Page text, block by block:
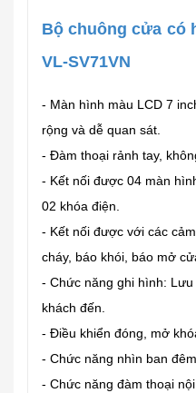
Bộ chuông cửa có
VL-SV71VN
- Màn hình màu LCD 7
rộng và dễ quan sát.
- Đàm thoại rảnh tay,
- Kết nối được 04 màn
02 khóa điện.
- Kết nối được với các
cháy, báo khói, báo mở
- Chức năng ghi hình:
khách đến.
- Điều khiển đóng, mở
- Chức năng nhìn ban
- Chức năng đàm thoại